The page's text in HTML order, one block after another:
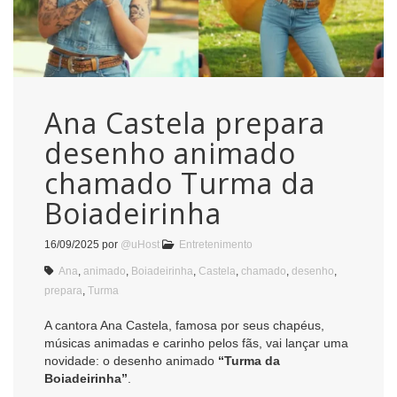
Ana Castela prepara
desenho animado
chamado Turma da
Boiadeirinha
16/09/2025 por @uHost Entretenimento
Ana animado Boiadeirinha Castela chamado desenho
prepara Turma
A cantora Ana Castela, famosa por seus chapéus,
músicas animadas e carinho pelos fãs, vai lançar uma
novidade: o desenho animado “Turma da
Boiadeirinha”